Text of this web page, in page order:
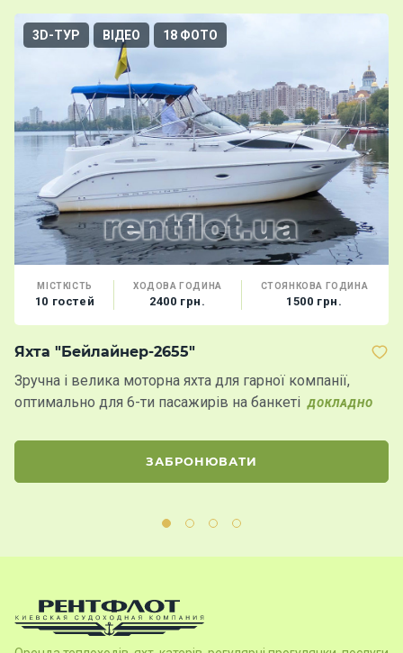
3D-ТУР ВІДЕО 18 ФОТО
МІСТКІСТЬ
10 гостей
ХОДОВА ГОДИНА
2400 грн.
СТОЯНКОВА ГОДИНА
1500 грн.
Яхта "Бейлайнер-2655"
Зручна і велика моторна яхта для гарної компанії,
оптимально для 6-ти пасажирів на банкеті ДОКЛАДНО
ЗАБРОНЮВАТИ